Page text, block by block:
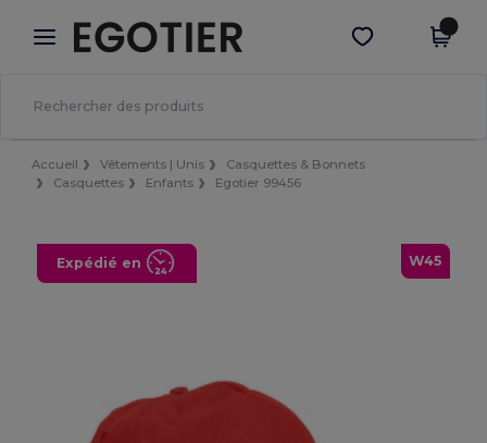
× Appli Egotier
Meilleurs prix sur l’app !
Obtenir l'appli
Accueil Vêtements | Unis
Casquettes & Bonnets
Casquettes
Enfants Egotier 99456
W45
Expédié en